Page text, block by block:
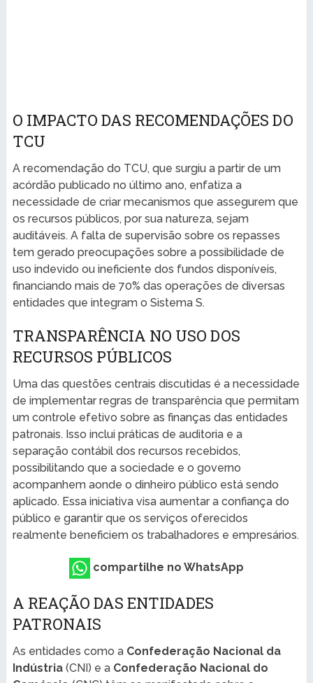
O IMPACTO DAS RECOMENDAÇÕES DO
TCU
A recomendação do TCU, que surgiu a partir de um
acórdão publicado no último ano, enfatiza a
necessidade de criar mecanismos que assegurem que
os recursos públicos, por sua natureza, sejam
auditáveis. A falta de supervisão sobre os repasses
tem gerado preocupações sobre a possibilidade de
uso indevido ou ineficiente dos fundos disponíveis,
financiando mais de 70% das operações de diversas
entidades que integram o Sistema S.
TRANSPARÊNCIA NO USO DOS
RECURSOS PÚBLICOS
Uma das questões centrais discutidas é a necessidade
de implementar regras de transparência que permitam
um controle efetivo sobre as finanças das entidades
patronais. Isso inclui práticas de auditoria e a
separação contábil dos recursos recebidos,
possibilitando que a sociedade e o governo
acompanhem aonde o dinheiro público está sendo
aplicado. Essa iniciativa visa aumentar a confiança do
público e garantir que os serviços oferecidos
realmente beneficiem os trabalhadores e empresários.
compartilhe no WhatsApp
A REAÇÃO DAS ENTIDADES
PATRONAIS
As entidades como a Confederação Nacional da
Indústria(CNI) e a Confederação Nacional do